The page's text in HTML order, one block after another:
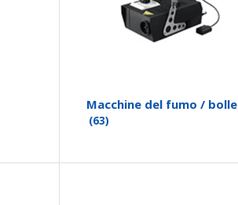
Macchine del fumo / bolle
(63)